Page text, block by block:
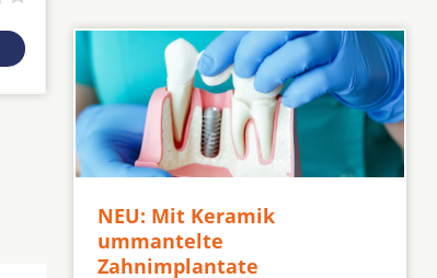
NEU: Mit Keramik
ummantelte
Zahnimplantate